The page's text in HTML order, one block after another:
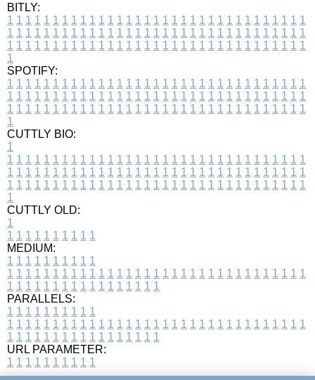
BITLY:
1 1 1 1 1 1 1 1 1 1 1 1 1 1 1 1 1 1 1 1 1 1 1 1 1 1 1 1 1 1 1 1 1
1 1 1 1 1 1 1 1 1 1 1 1 1 1 1 1 1 1 1 1 1 1 1 1 1 1 1 1 1 1 1 1 1
1 1 1 1 1 1 1 1 1 1 1 1 1 1 1 1 1 1 1 1 1 1 1 1 1 1 1 1 1 1 1 1 1
1
SPOTIFY:
1 1 1 1 1 1 1 1 1 1 1 1 1 1 1 1 1 1 1 1 1 1 1 1 1 1 1 1 1 1 1 1 1
1 1 1 1 1 1 1 1 1 1 1 1 1 1 1 1 1 1 1 1 1 1 1 1 1 1 1 1 1 1 1 1 1
1 1 1 1 1 1 1 1 1 1 1 1 1 1 1 1 1 1 1 1 1 1 1 1 1 1 1 1 1 1 1 1 1
1
CUTTLY BIO:
1
1 1 1 1 1 1 1 1 1 1 1 1 1 1 1 1 1 1 1 1 1 1 1 1 1 1 1 1 1 1 1 1 1
1 1 1 1 1 1 1 1 1 1 1 1 1 1 1 1 1 1 1 1 1 1 1 1 1 1 1 1 1 1 1 1 1
1 1 1 1 1 1 1 1 1 1 1 1 1 1 1 1 1 1 1 1 1 1 1 1 1 1 1 1 1 1 1 1 1
1
CUTTLY OLD:
1
1 1 1 1 1 1 1 1 1 1
MEDIUM:
1 1 1 1 1 1 1 1 1 1
1 1 1 1 1 1 1 1 1 1 1 1 1 1 1 1 1 1 1 1 1 1 1 1 1 1 1 1 1 1 1 1 1
1 1 1 1 1 1 1 1 1 1 1 1 1 1 1 1 1
PARALLELS:
1 1 1 1 1 1 1 1 1 1
1 1 1 1 1 1 1 1 1 1 1 1 1 1 1 1 1 1 1 1 1 1 1 1 1 1 1 1 1 1 1 1 1
1 1 1 1 1 1 1 1 1 1 1 1 1 1 1 1 1
URL PARAMETER:
1 1 1 1 1 1 1 1 1 1